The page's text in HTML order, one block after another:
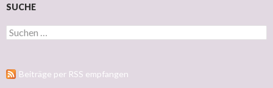
SUCHE
Suchen nach:
Beiträge per RSS empfangen